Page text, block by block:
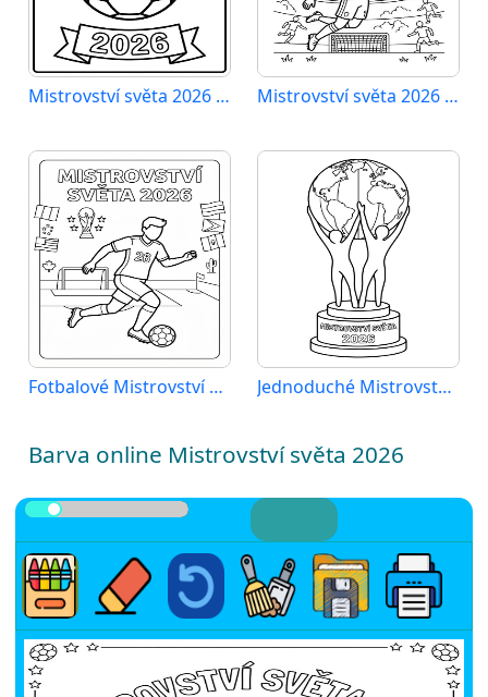
Mistrovství světa 2026 zdarma Mistrovství světa 2026 k vytisknutí
Fotbalové Mistrovství světa 2026 Jednoduché Mistrovství světa 2026
Barva online Mistrovství světa 2026